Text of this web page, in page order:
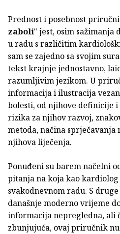
Prednost i posebnost
zaboli" jest, osim sažimanja
u radu s različitim
sam se zajedno sa svojim
tekst krajnje jednostavno,
razumljivim jezikom. U
informacija i ilustracija
bolesti, od njihove definicije
rizika za njihov razvoj,
metoda, načina sprječavanja
njihova liječenja.
Ponuđeni su barem načelni
pitanja na koja kao
svakodnevnom radu. S
današnje moderno vrijeme
informacija nepregledna, ali
zbunjujuća, ovaj priručnik